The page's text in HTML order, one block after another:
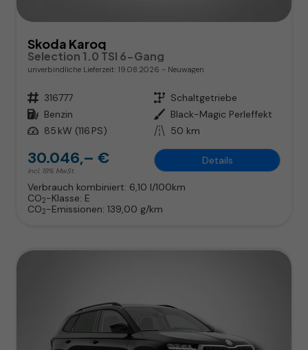
Skoda Karoq
Selection 1.0 TSI 6-Gang
unverbindliche Lieferzeit: 19.08.2026 Neuwagen
Fahrzeugnr. 316777 Getriebe Schaltgetriebe
Kraftstoff Benzin Außenfarbe Black-Magic Perleffekt
Leistung 85 kW (116 PS) Kilometerstand 50 km
30.046,– €
incl. 19% MwSt.
Details
Verbrauch kombiniert: 6,10 l/100km
CO2-Klasse: E
CO2-Emissionen: 139,00 g/km